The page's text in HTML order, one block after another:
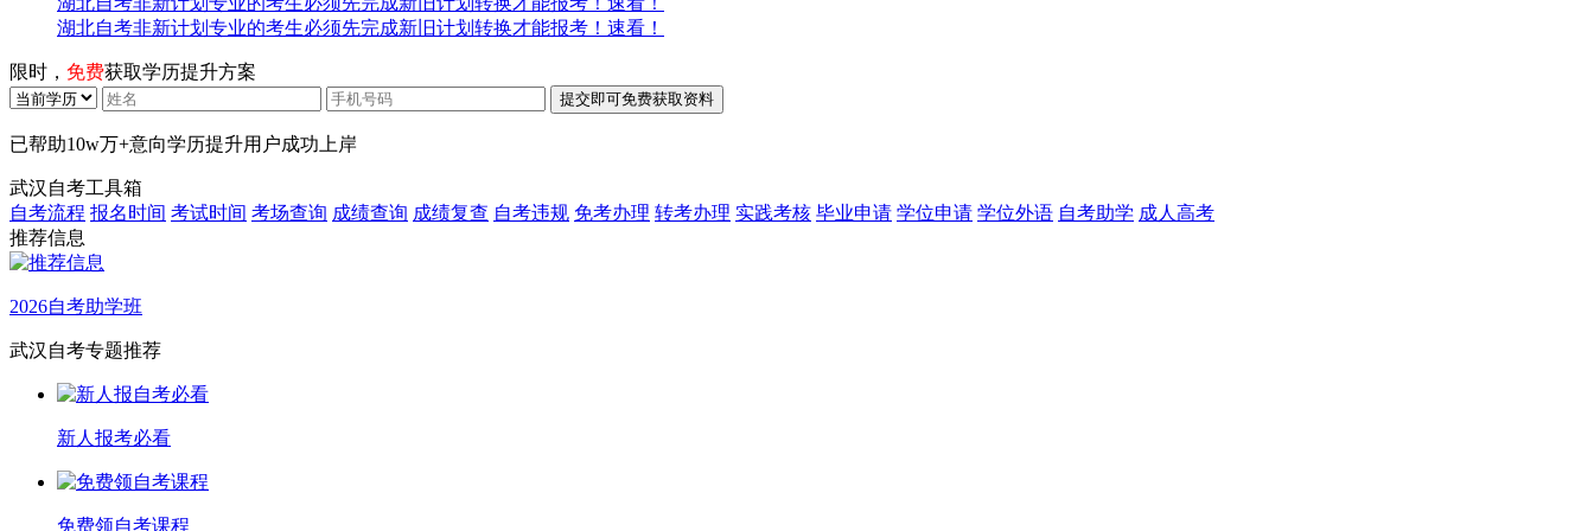
湖北自考非新计划专业的考生必须先完成新旧计划转换才能报考！速看！
限时， 免费获取学历提升方案
已帮助10w万+意向学历提升用户成功上岸
武汉自考工具箱
自考流程 报名时间 考试时间 考场查询 成绩查询 成绩复查 自考违规 免考办理 转考办理 实践考核 毕业申请 学位申请 学位外语 自考助学 成人高考
推荐信息
2026自考助学班
武汉自考专题推荐
新人报考必看
免费领自考课程